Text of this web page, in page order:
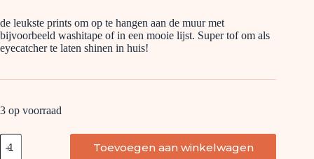
de leukste prints om op te hangen aan de muur met
bijvoorbeeld washitape of in een mooie lijst. Super tof om als
eyecatcher te laten shinen in huis!
3 op voorraad
A4
print
Toevoegen aan winkelwagen